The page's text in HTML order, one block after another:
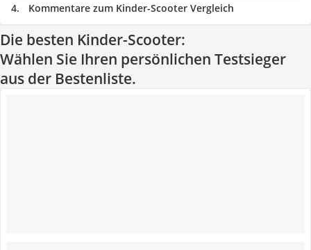
Kommentare zum Kinder-Scooter Vergleich
Die besten Kinder-Scooter:
Wählen Sie Ihren persönlichen Testsieger
aus der Bestenliste.